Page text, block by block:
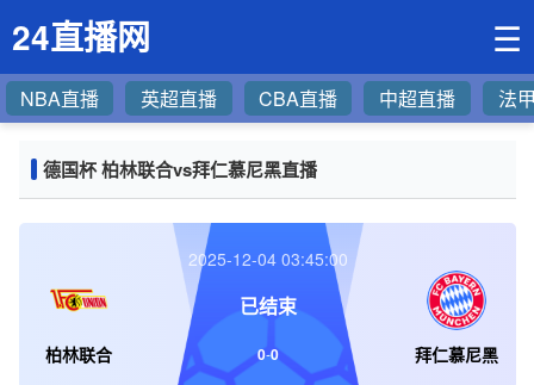
24直播网 ☰
NBA直播 英超直播 CBA直播 中超直播 法
德国杯 柏林联合vs拜仁慕尼黑直播
柏林联合 拜仁慕尼黑
2025-12-04 03:45:00
已结束
0-0